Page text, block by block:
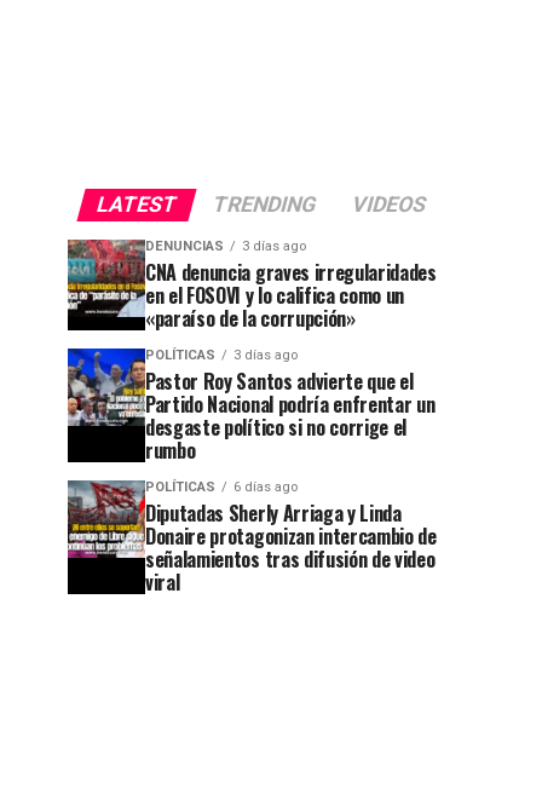
LATEST TRENDING VIDEOS
DENUNCIAS 3 días ago
CNA denuncia graves irregularidades
en el FOSOVI y lo califica como un
«paraíso de la corrupción»
POLÍTICAS 3 días ago
Pastor Roy Santos advierte que el
Partido Nacional podría enfrentar un
desgaste político si no corrige el
rumbo
POLÍTICAS 6 días ago
Diputadas Sherly Arriaga y Linda
Donaire protagonizan intercambio de
señalamientos tras difusión de video
viral